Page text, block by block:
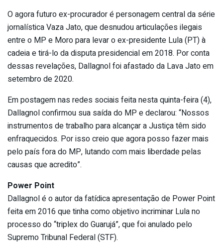
O agora futuro ex-procurador é personagem central da série
jornalística Vaza Jato, que desnudou articulações ilegais
entre o MP e Moro para levar o ex-presidente Lula (PT) à
cadeia e tirá-lo da disputa presidencial em 2018. Por conta
dessas revelações, Dallagnol foi afastado da Lava Jato em
setembro de 2020.
Em postagem nas redes sociais feita nesta quinta-feira (4),
Dallagnol confirmou sua saída do MP e declarou: “Nossos
instrumentos de trabalho para alcançar a Justiça têm sido
enfraquecidos. Por isso creio que agora posso fazer mais
pelo país fora do MP, lutando com mais liberdade pelas
causas que acredito”.
Power Point
Dallagnol é o autor da fatídica apresentação de Power Point
feita em 2016 que tinha como objetivo incriminar Lula no
processo do “triplex do Guarujá”, que foi anulado pelo
Supremo Tribunal Federal (STF).